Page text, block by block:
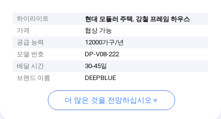
하이라이트 현대 모듈러 주택, 강철 프레임 하우스
가격
협상 가능
공급 능력
12000가구/년
모델 번호
DP-V08-222
배달 시간
30-45일
브랜드 이름
DEEPBLUE
더 많은 것을 전망하십시오